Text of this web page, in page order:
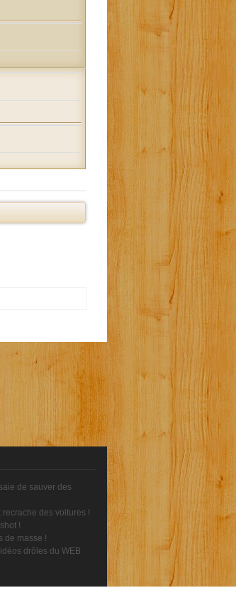
de sauver des
des voitures !
!
de masse !
drôles du WEB